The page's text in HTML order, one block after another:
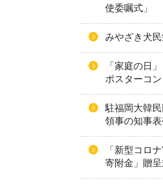
使委嘱式」
みやざき犬
「家庭の日
ポスターコ
駐福岡大韓
領事の知事表
「新型コロ
寄附金」贈